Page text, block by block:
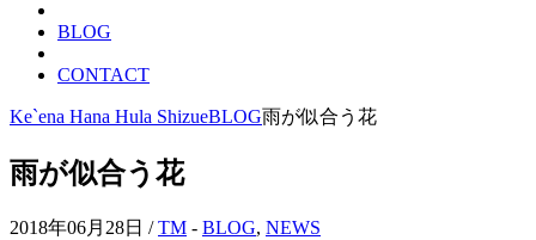
BLOG
CONTACT
Ke`ena Hana Hula ShizueBLOG雨が似合う花
雨が似合う花
2018年06月28日 /TM - BLOG, NEWS